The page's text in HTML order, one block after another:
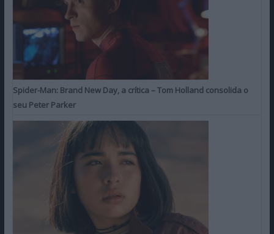
Spider-Man: Brand New Day, a crítica – Tom Holland consolida o
seu Peter Parker